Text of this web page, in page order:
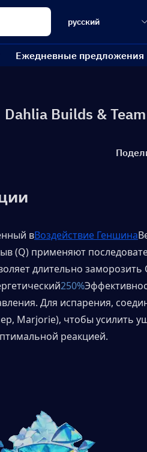
русский
Ежедневные предложения
Builds &
вВоздействие Геншина
(Q) применяют
длительно заморозить
250%
Для испарения,
Marjorie), чтобы усилить
реакцией.